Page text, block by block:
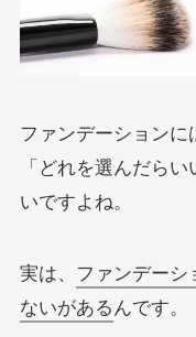
ファンデーションに
「どれを選んだら
いですよね。
実は、 ファンデーシ
ないがあるんです。